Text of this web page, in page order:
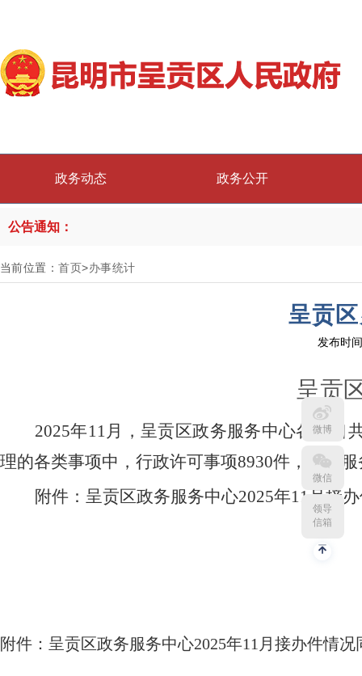
政务动态 政务公开
公告通知：
微博
微信
领导
信箱
当前位置：首页>办事统计
呈贡
发布时
呈贡
2025年11 月，呈贡区政务服务中心各窗口
理的各类事项中，行政许可事项8930件，公共
附件： 呈贡区政务服务中心2025年11 月接
附件 ：呈贡区政务服务中心2025年11 月接办件情况